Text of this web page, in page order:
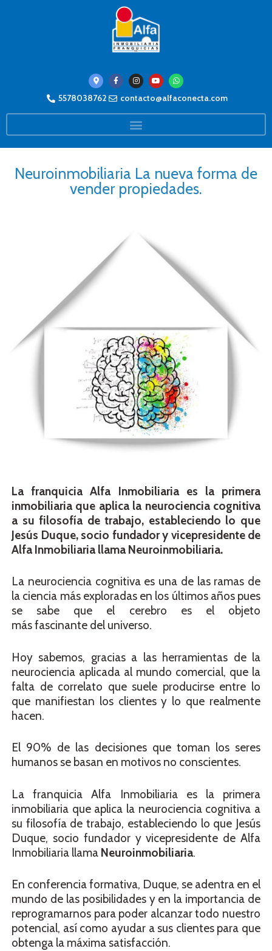
5578038762 contacto@alfaconecta.com
Neuroinmobiliaria La nueva forma de
vender propiedades.
La franquicia Alfa Inmobiliaria es la primera
inmobiliaria que aplica la neurociencia cognitiva
a su filosofía de trabajo, estableciendo lo que
Jesús Duque, socio fundador y vicepresidente de
Alfa Inmobiliaria llama Neuroinmobiliaria.
La neurociencia cognitiva es una de las ramas de
la ciencia más exploradas en los últimos años pues
se sabe que el cerebro es el objeto
más fascinante del universo.
Hoy sabemos, gracias a las herramientas de la
neurociencia aplicada al mundo comercial, que la
falta de correlato que suele producirse entre lo
que manifiestan los clientes y lo que realmente
hacen.
El 90% de las decisiones que toman los seres
humanos se basan en motivos no conscientes.
La franquicia Alfa Inmobiliaria es la primera
inmobiliaria que aplica la neurociencia cognitiva a
su filosofía de trabajo, estableciendo lo que Jesús
Duque, socio fundador y vicepresidente de Alfa
Inmobiliaria llama Neuroinmobiliaria.
En conferencia formativa, Duque, se adentra en el
mundo de las posibilidades y en la importancia de
reprogramarnos para poder alcanzar todo nuestro
potencial, así como ayudar a sus clientes para que
obtenga la máxima satisfacción.